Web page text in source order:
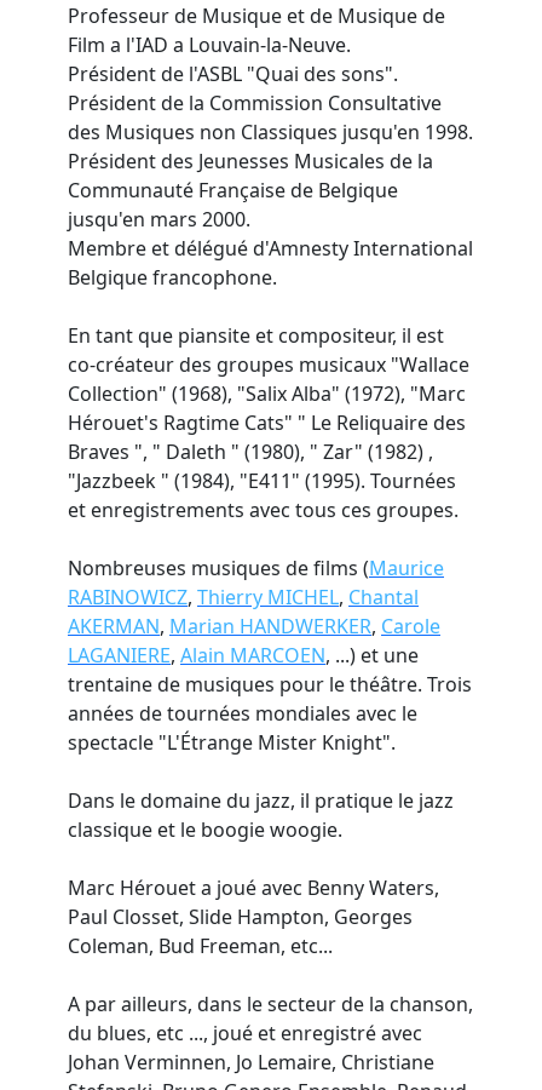
Professeur de Musique et de Musique de
Film a l'IAD a Louvain-la-Neuve.
Président de l'ASBL "Quai des sons".
Président de la Commission Consultative
des Musiques non Classiques jusqu'en 1998.
Président des Jeunesses Musicales de la
Communauté Française de Belgique
jusqu'en mars 2000.
Membre et délégué d'Amnesty International
Belgique francophone.
En tant que piansite et compositeur, il est
co-créateur des groupes musicaux "Wallace
Collection" (1968), "Salix Alba" (1972), "Marc
Hérouet's Ragtime Cats" " Le Reliquaire des
Braves ", " Daleth " (1980), " Zar" (1982) ,
"Jazzbeek " (1984), "E411" (1995). Tournées
et enregistrements avec tous ces groupes.
Nombreuses musiques de films (Maurice
RABINOWICZ, Thierry MICHEL, Chantal
AKERMAN, Marian HANDWERKER, Carole
LAGANIERE, Alain MARCOEN, ...) et une
trentaine de musiques pour le théâtre. Trois
années de tournées mondiales avec le
spectacle "L'Étrange Mister Knight".
Dans le domaine du jazz, il pratique le jazz
classique et le boogie woogie.
Marc Hérouet a joué avec Benny Waters,
Paul Closset, Slide Hampton, Georges
Coleman, Bud Freeman, etc...
A par ailleurs, dans le secteur de la chanson,
du blues, etc ..., joué et enregistré avec
Johan Verminnen, Jo Lemaire, Christiane